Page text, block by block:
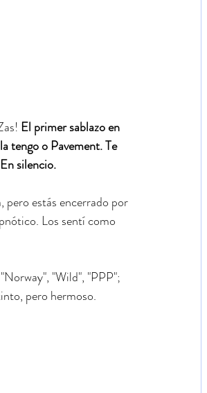
El primer sablazo en
tengo o Pavement. Te
silencio.
pero estás encerrado por
Los sentí como
"Wild", "PPP";
pero hermoso.